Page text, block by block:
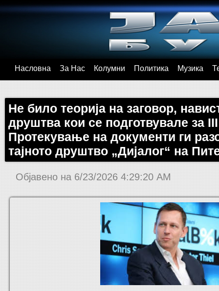
Насловна За Нас Колумни Политика Музика
Не било теорија на заговор,
друштва кои се подготвувале за
Протекување на документи ги
тајното друштво „Дијалог“ на
Објавено на 6/23/2026 4:29:20 AM